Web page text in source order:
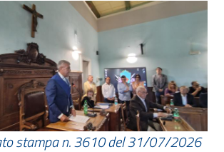
stampa n. 3610 del 31/07/2026